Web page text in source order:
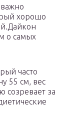
хорошо
о самых
часто
55 см, вес
созревает за